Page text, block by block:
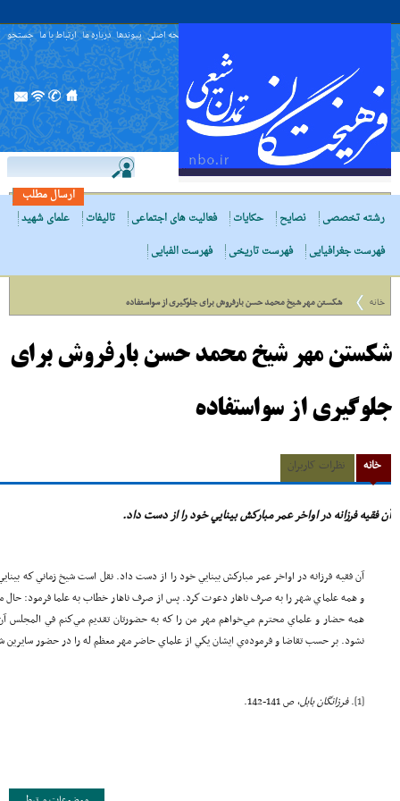
صفحه اصلی پیوندها درباره ما ارتباط با ما جستجو
ارسال مطلب
رشته تخصصی
نصایح حکایات فعالیت های اجتماعی تالیفات
علمای شهید
فهرست جغرافیایی
فهرست تاریخی فهرست الفبایی
خانه شکستن مهر شیخ محمد حسن بارفروش برای جلوگیری از سواستفاده
شکستن مهر شیخ محمد حسن بارفروش برای
جلوگیری از سواستفاده
خانه نظرات کاربران
آن فقيه فرزانه در اواخر عمر مباركش بينايي خود را از دست داد.
آن فقيه فرزانه در اواخر عمر مباركش بينايي خود را از دست داد. نقل است شيخ زماني كه
و همه علماي شهر را به صرف ناهار دعوت كرد. پس از صرف ناهار خطاب به علما فرمود: حال
همه حضار و علماي محترم مي‌خواهم مهر من را كه به حضورتان تقديم مي‌كنم في المجلس
نشود. بر حسب تقاضا و فرموده‌ي ايشان يكي از علماي حاضر مهر معظم له را در حضور
[1]
.فرزانگان بابل، ص 141-142.